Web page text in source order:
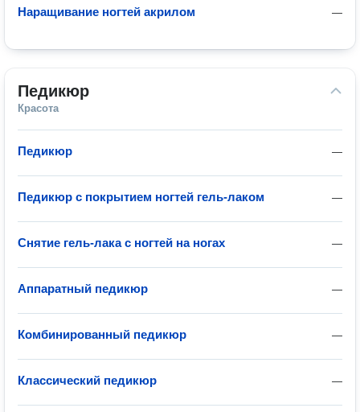
—
Наращивание ногтей акрилом
Педикюр
Красота
—
Педикюр
—
Педикюр с покрытием ногтей гель-лаком
—
Снятие гель-лака с ногтей на ногах
—
Аппаратный педикюр
—
Комбинированный педикюр
—
Классический педикюр